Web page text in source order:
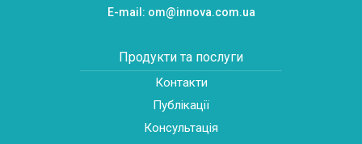
E-mail: om@innova.com.ua
Продукти та послуги
Контакти
Публікації
Консультація